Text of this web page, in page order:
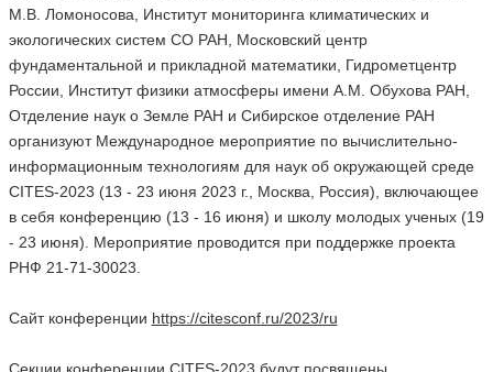
М.В. Ломоносова, Институт мониторинга климатических и
экологических систем СО РАН, Московский центр
фундаментальной и прикладной математики, Гидрометцентр
России, Институт физики атмосферы имени А.М. Обухова РАН,
Отделение наук о Земле РАН и Сибирское отделение РАН
организуют Международное мероприятие по вычислительно-
информационным технологиям для наук об окружающей среде
CITES-2023 (13 - 23 июня 2023 г., Москва, Россия), включающее
в себя конференцию (13 - 16 июня) и школу молодых ученых (19
- 23 июня). Мероприятие проводится при поддержке проекта
РНФ 21-71-30023.
Сайт конференции https://citesconf.ru/2023/ru